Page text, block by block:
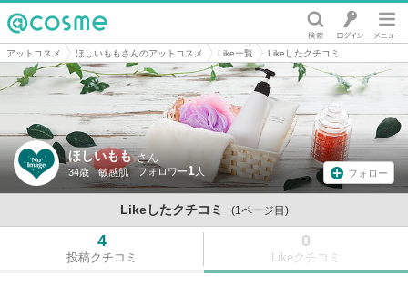
@cosme
アットコスメ ほしいももさんのアットコスメ Like一覧 Likeしたクチコミ
ほしいもも さん
34歳 敏感肌 1 フォロー
Likeしたクチコミ (1ページ目)
4
投稿クチコミ
0
Likeクチコミ